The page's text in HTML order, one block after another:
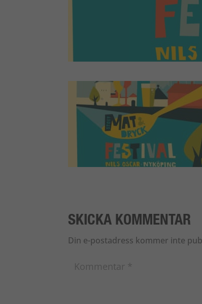
SKICKA KOMMENTAR
Din e-postadress kommer inte